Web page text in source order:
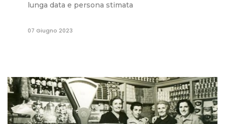
lunga data e persona stimata
07 Giugno 2023